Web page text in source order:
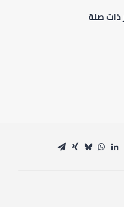
ذات صلة
يلتقي وزير الصحة